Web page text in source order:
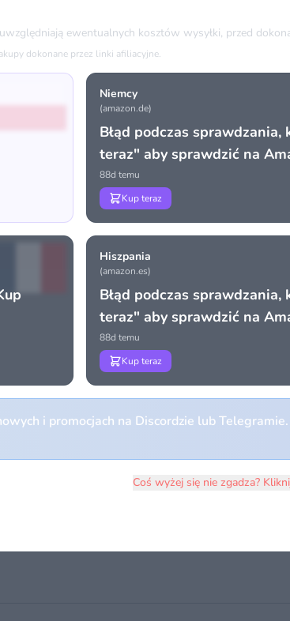
ewentualnych kosztów wysyłki, przed
dokonane przez linki afiliacyjne.
Niemcy
(amazon.de)
Błąd podczas
teraz" aby sprawdzić na
88d temu
Kup teraz
Hiszpania
(amazon.es)
Błąd podczas
teraz" aby sprawdzić na
88d temu
Kup teraz
i promocjach na Discordzie lub Telegramie.
Coś wyżej się nie zgadza?